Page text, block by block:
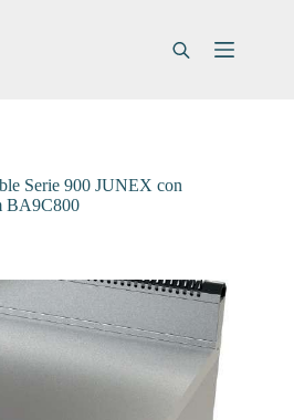
Serie 900 JUNEX con
BA9C800